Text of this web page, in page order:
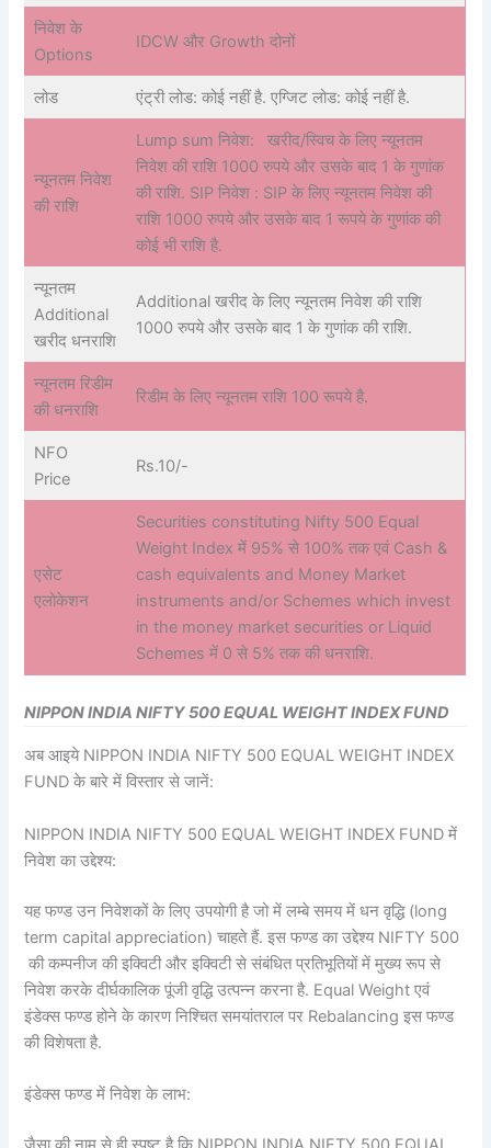
निवेश के
Options
IDCW और Growth दोनों
लोड एंट्री लोड: कोई नहीं है. एग्जिट लोड: कोई नहीं है.
न्यूनतम निवेश
की राशि
Lump sum निवेश: खरीद/स्विच के लिए न्यूनतम
निवेश की राशि 1000 रुपये और उसके बाद 1 के गुणांक
की राशि. SIP निवेश : SIP के लिए न्यूनतम निवेश की
राशि 1000 रुपये और उसके बाद 1 रूपये के गुणांक की
कोई भी राशि है.
न्यूनतम
Additional
खरीद धनराशि
Additional खरीद के लिए न्यूनतम निवेश की राशि
1000 रुपये और उसके बाद 1 के गुणांक की राशि.
न्यूनतम रिडीम
की धनराशि
रिडीम के लिए न्यूनतम राशि 100 रूपये है.
NFO
Price
Rs.10/-
एसेट
एलोकेशन
Securities constituting Nifty 500 Equal
Weight Index में 95% से 100% तक एवं Cash &
cash equivalents and Money Market
instruments and/or Schemes which invest
in the money market securities or Liquid
Schemes में 0 से 5% तक की धनराशि.
NIPPON INDIA NIFTY 500 EQUAL WEIGHT INDEX FUND
अब आइये NIPPON INDIA NIFTY 500 EQUAL WEIGHT INDEX
FUND के बारे में विस्तार से जानें:
NIPPON INDIA NIFTY 500 EQUAL WEIGHT INDEX FUND में
निवेश का उद्देश्य:
यह फण्ड उन निवेशकों के लिए उपयोगी है जो में लम्बे समय में धन वृद्धि (long
term capital appreciation) चाहते हैं. इस फण्ड का उद्देश्य NIFTY 500
की कम्पनीज की इक्विटी और इक्विटी से संबंधित प्रतिभूतियों में मुख्य रूप से
निवेश करके दीर्घकालिक पूंजी वृद्धि उत्पन्न करना है. Equal Weight एवं
इंडेक्स फण्ड होने के कारण निश्चित समयांतराल पर Rebalancing इस फण्ड
की विशेषता है.
इंडेक्स फण्ड में निवेश के लाभ: